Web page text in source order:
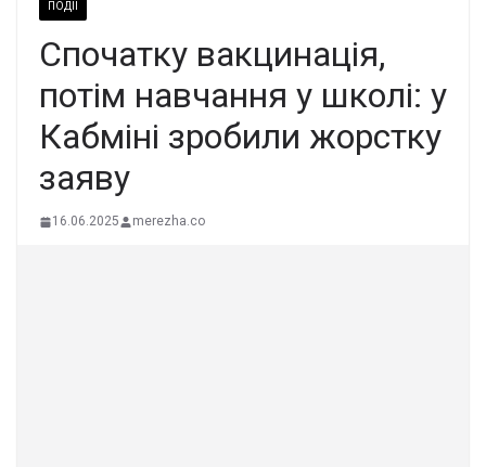
ПОДІЇ
Спочатку вакцинація,
потім навчання у школі: у
Кабміні зробили жорстку
заяву
16.06.2025 merezha.co